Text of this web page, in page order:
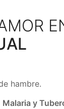
hambre.
Malaria y